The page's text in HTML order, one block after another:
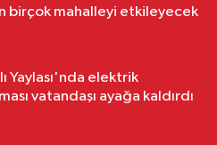
birçok mahalleyi etkileyecek
Yaylası'nda elektrik
vatandaşı ayağa kaldırdı